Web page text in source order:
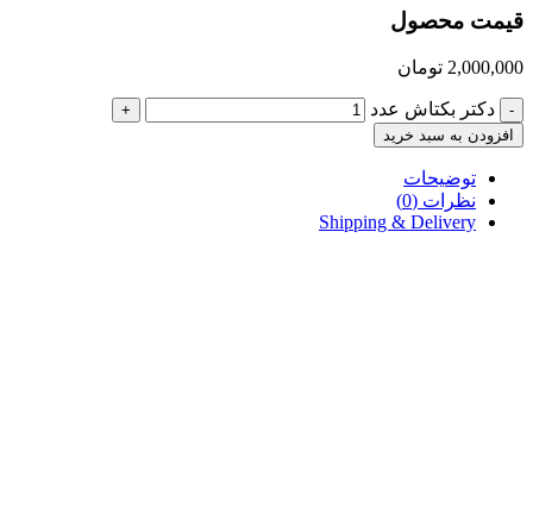
قیمت محصول
2,000,000 تومان
- دکتر بکتاش عدد
+
افزودن به سبد خرید
توضیحات
نظرات (0)
Shipping & Delivery